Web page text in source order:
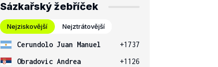
Sázkařský žebříček
Nejziskovější Nejztrátovější
Cerundolo Juan Manuel
+1737
Obradovic Andrea
+1126